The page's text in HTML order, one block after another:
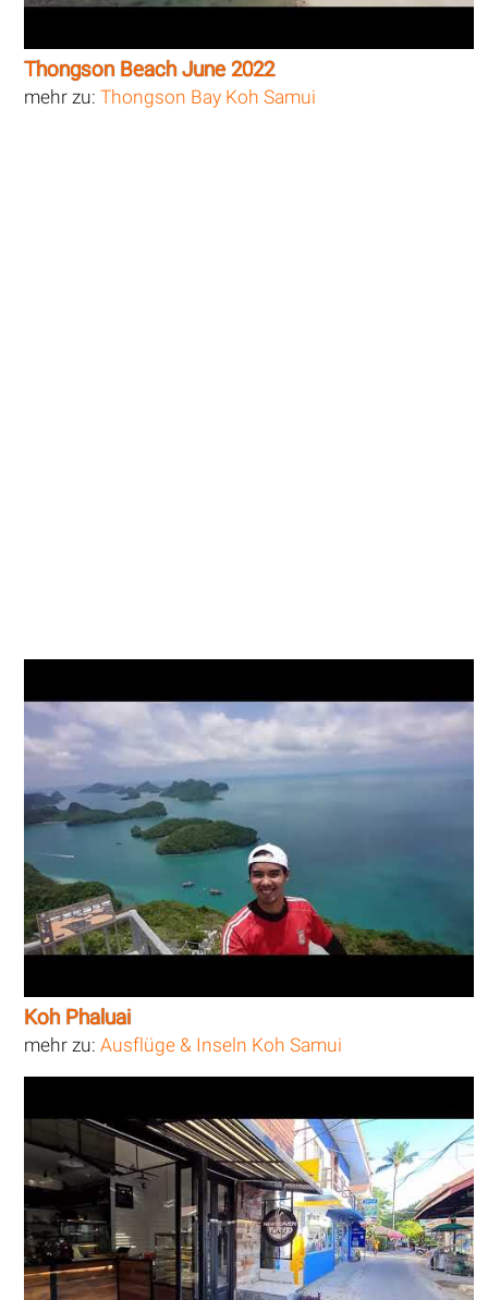
Thongson Beach June 2022
mehr zu:Thongson Bay Koh Samui
Koh Phaluai
mehr zu:Ausflüge & Inseln Koh Samui